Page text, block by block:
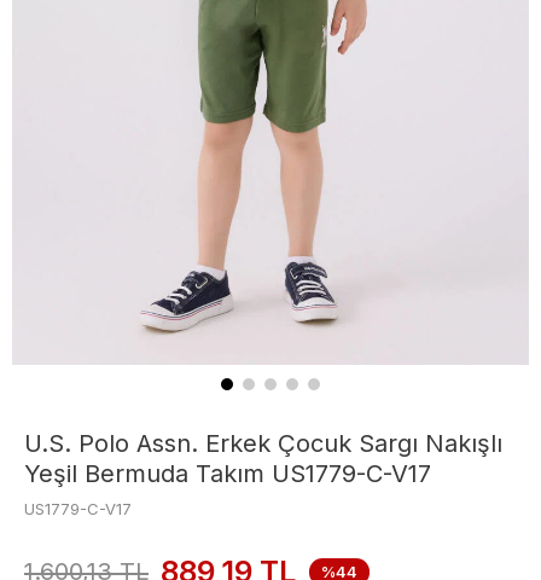
U.S. Polo Assn. Erkek Çocuk Sargı Nakışlı
Yeşil Bermuda Takım US1779-C-V17
US1779-C-V17
1.600,13TL 889,19 TL %44